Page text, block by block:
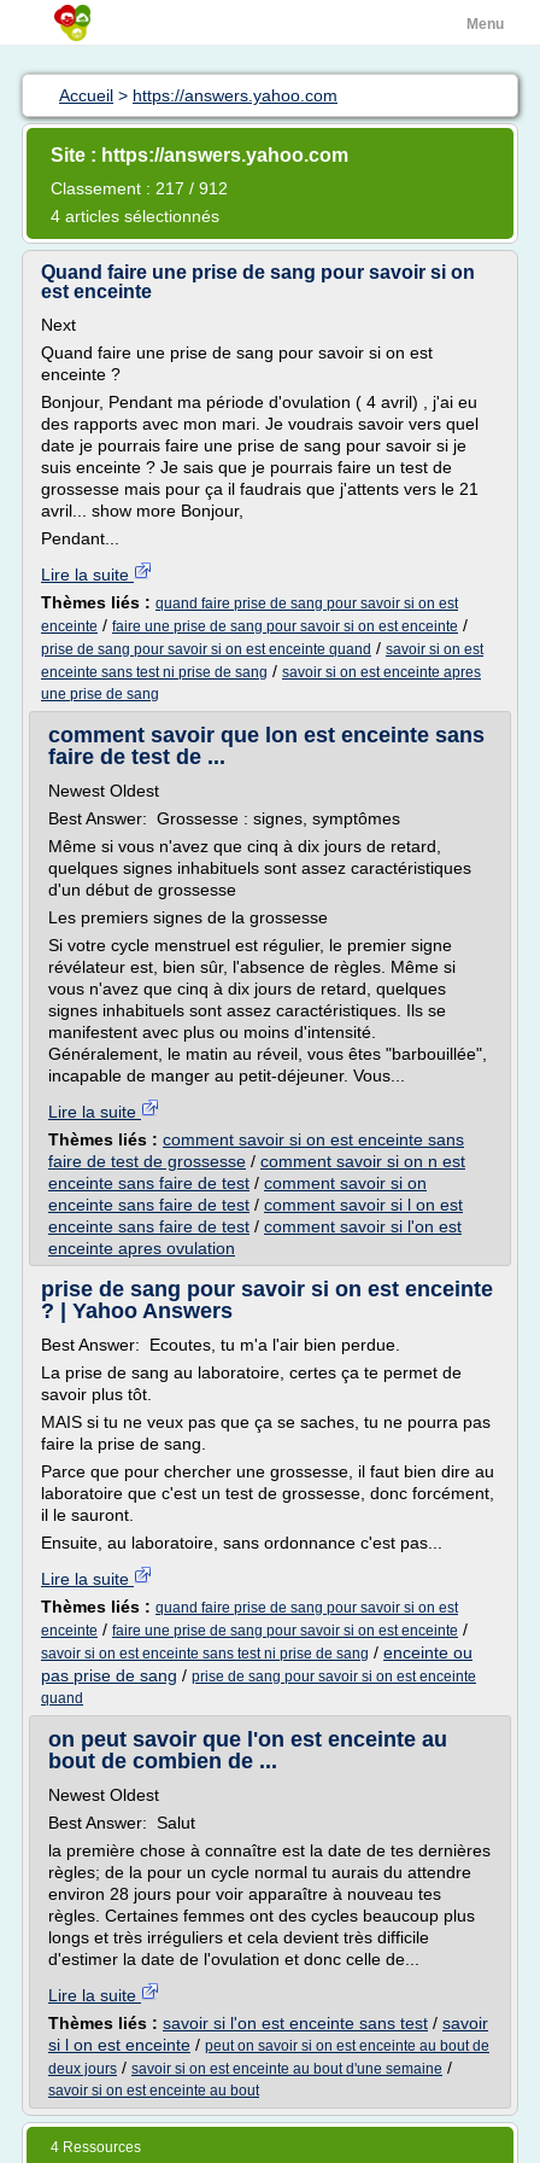
Menu
Accueil > https://answers.yahoo.com
Site : https://answers.yahoo.com
Classement : 217 / 912
4 articles sélectionnés
Quand faire une prise de sang pour savoir si on
est enceinte
Next
Quand faire une prise de sang pour savoir si on est
enceinte ?
Bonjour, Pendant ma période d'ovulation ( 4 avril) , j'ai eu
des rapports avec mon mari. Je voudrais savoir vers quel
date je pourrais faire une prise de sang pour savoir si je
suis enceinte ? Je sais que je pourrais faire un test de
grossesse mais pour ça il faudrais que j'attents vers le 21
avril... show more Bonjour,
Pendant...
Lire la suite
Thèmes liés : quand faire prise de sang pour savoir si on est
enceinte / faire une prise de sang pour savoir si on est enceinte /
prise de sang pour savoir si on est enceinte quand / savoir si on est
enceinte sans test ni prise de sang / savoir si on est enceinte apres
une prise de sang
comment savoir que lon est enceinte sans
faire de test de ...
Newest Oldest
Best Answer: Grossesse : signes, symptômes
Même si vous n'avez que cinq à dix jours de retard,
quelques signes inhabituels sont assez caractéristiques
d'un début de grossesse
Les premiers signes de la grossesse
Si votre cycle menstruel est régulier, le premier signe
révélateur est, bien sûr, l'absence de règles. Même si
vous n'avez que cinq à dix jours de retard, quelques
signes inhabituels sont assez caractéristiques. Ils se
manifestent avec plus ou moins d'intensité.
Généralement, le matin au réveil, vous êtes "barbouillée",
incapable de manger au petit-déjeuner. Vous...
Lire la suite
Thèmes liés : comment savoir si on est enceinte sans
faire de test de grossesse / comment savoir si on n est
enceinte sans faire de test / comment savoir si on
enceinte sans faire de test / comment savoir si l on est
enceinte sans faire de test / comment savoir si l'on est
enceinte apres ovulation
prise de sang pour savoir si on est enceinte
? | Yahoo Answers
Best Answer: Ecoutes, tu m'a l'air bien perdue.
La prise de sang au laboratoire, certes ça te permet de
savoir plus tôt.
MAIS si tu ne veux pas que ça se saches, tu ne pourra pas
faire la prise de sang.
Parce que pour chercher une grossesse, il faut bien dire au
laboratoire que c'est un test de grossesse, donc forcément,
il le sauront.
Ensuite, au laboratoire, sans ordonnance c'est pas...
Lire la suite
Thèmes liés : quand faire prise de sang pour savoir si on est
enceinte / faire une prise de sang pour savoir si on est enceinte /
savoir si on est enceinte sans test ni prise de sang / enceinte ou
pas prise de sang / prise de sang pour savoir si on est enceinte
quand
on peut savoir que l'on est enceinte au
bout de combien de ...
Newest Oldest
Best Answer: Salut
la première chose à connaître est la date de tes dernières
règles; de la pour un cycle normal tu aurais du attendre
environ 28 jours pour voir apparaître à nouveau tes
règles. Certaines femmes ont des cycles beaucoup plus
longs et très irréguliers et cela devient très difficile
d'estimer la date de l'ovulation et donc celle de...
Lire la suite
Thèmes liés : savoir si l'on est enceinte sans test / savoir
si l on est enceinte / peut on savoir si on est enceinte au bout de
deux jours / savoir si on est enceinte au bout d'une semaine /
savoir si on est enceinte au bout
4 Ressources